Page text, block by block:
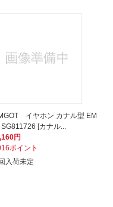
イヤホン カナル型 EM
[カナル...
円
ポイント
入荷未定